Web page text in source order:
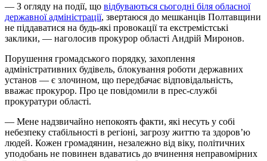
— З огляду на події, що відбуваються сьогодні біля обласної
державної адміністрації, звертаюся до мешканців Полтавщини
не піддаватися на будь-які провокації та екстремістські
заклики, — наголосив прокурор області Андрій Миронов.
Порушення громадського порядку, захоплення
адміністративних будівель, блокування роботи державних
установ — є злочином, що передбачає відповідальність,
вважає прокурор. Про це повідомили в прес-службі
прокуратури області.
— Мене надзвичайно непокоять факти, які несуть у собі
небезпеку стабільності в регіоні, загрозу життю та здоров’ю
людей. Кожен громадянин, незалежно від віку, політичних
уподобань не повинен вдаватись до вчинення неправомірних